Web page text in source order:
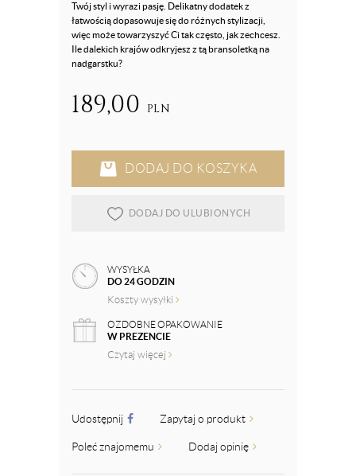
Twój styl i wyrazi pasję. Delikatny dodatek z
łatwością dopasowuje się do różnych stylizacji,
więc może towarzyszyć Ci tak często, jak zechcesz.
Ile dalekich krajów odkryjesz z tą bransoletką na
nadgarstku?
189,00 PLN
DODAJ DO KOSZYKA
DODAJ DO ULUBIONYCH
WYSYŁKA
DO 24 GODZIN
Koszty wysyłki
OZDOBNE OPAKOWANIE
W PREZENCIE
Czytaj więcej
Udostępnij Zapytaj o produkt
Poleć znajomemu Dodaj opinię